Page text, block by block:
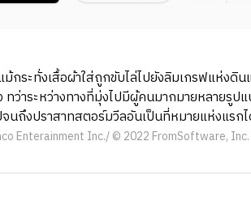
ม้กระทั่งเสื้อผ้าใส่ถูกขับไล่ไปยังลิมเกรฟแห่ง
ทว่าระหว่างทางที่มุ่งไปมีผู้คนมากมายหลายรู
จนถึงปราสาทสตอร์มวีลอันเป็นที่หมายแห่งแรก
Enterainment Inc./ © 2022 FromSoftware, Inc.